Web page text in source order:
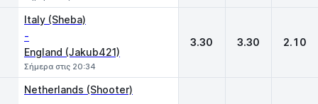
Italy (Sheba)
-
England (Jakub421)
Σήμερα στις 20:34
3.30 3.30 2.10
Netherlands (Shooter)